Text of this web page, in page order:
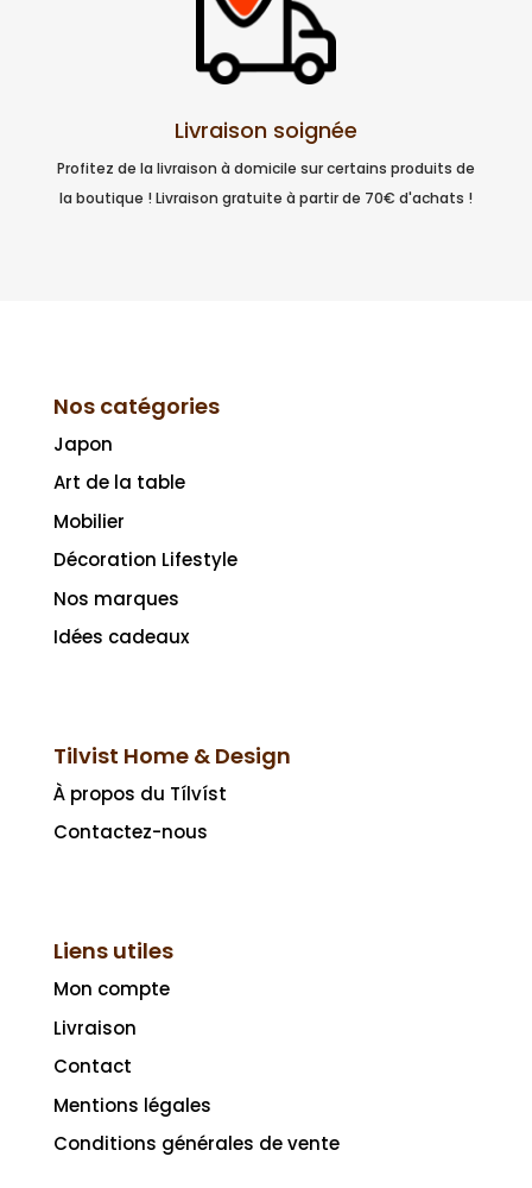
Livraison soignée
Profitez de la livraison à domicile sur certains produits de
la boutique ! Livraison gratuite à partir de 70€ d'achats !
Nos catégories
Japon
Art de la table
Mobilier
Décoration Lifestyle
Nos marques
Idées cadeaux
Tilvist Home & Design
À propos du Tílvíst
Contactez-nous
Liens utiles
Mon compte
Livraison
Contact
Mentions légales
Conditions générales de vente